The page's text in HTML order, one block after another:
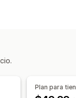
manual
Plan para